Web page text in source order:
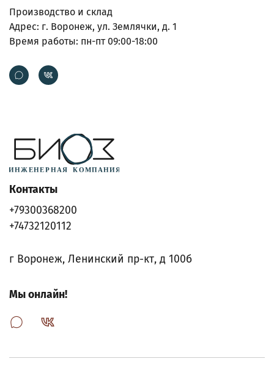
Производство и склад
Адрес: г. Воронеж, ул. Землячки, д. 1
Время работы: пн-пт 09:00-18:00
Контакты
+79300368200
+74732120112
г Воронеж, Ленинский пр-кт, д 100б
Мы онлайн!